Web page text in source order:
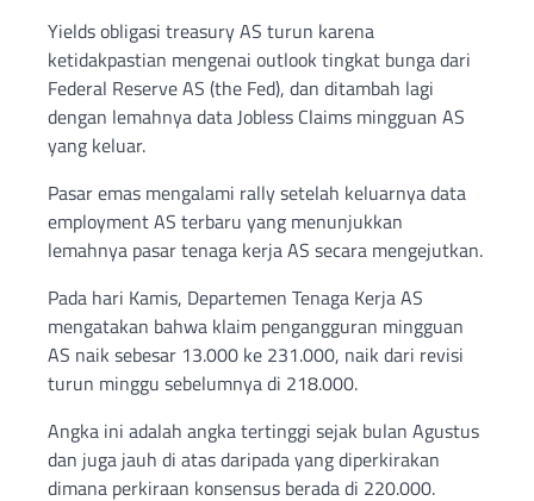
Yields obligasi treasury AS turun karena
ketidakpastian mengenai outlook tingkat bunga dari
Federal Reserve AS (the Fed), dan ditambah lagi
dengan lemahnya data Jobless Claims mingguan AS
yang keluar.
Pasar emas mengalami rally setelah keluarnya data
employment AS terbaru yang menunjukkan
lemahnya pasar tenaga kerja AS secara mengejutkan.
Pada hari Kamis, Departemen Tenaga Kerja AS
mengatakan bahwa klaim pengangguran mingguan
AS naik sebesar 13.000 ke 231.000, naik dari revisi
turun minggu sebelumnya di 218.000.
Angka ini adalah angka tertinggi sejak bulan Agustus
dan juga jauh di atas daripada yang diperkirakan
dimana perkiraan konsensus berada di 220.000.